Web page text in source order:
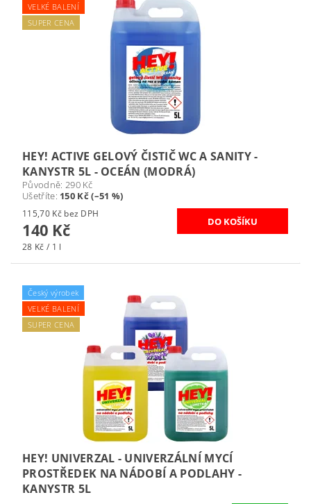
VELKÉ BALENÍ
SUPER CENA
HEY! ACTIVE GELOVÝ ČISTIČ WC A SANITY -
KANYSTR 5L - OCEÁN (MODRÁ)
Původně: 290 Kč
Ušetříte: 150 Kč (–51 %)
115,70 Kč bez DPH
140 Kč
28 Kč / 1 l
Český výrobek
VELKÉ BALENÍ
SUPER CENA
HEY! UNIVERZAL - UNIVERZÁLNÍ MYCÍ
PROSTŘEDEK NA NÁDOBÍ A PODLAHY -
KANYSTR 5L